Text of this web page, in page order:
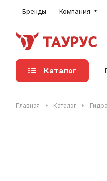
Бренды Компания
Каталог
Главная Каталог